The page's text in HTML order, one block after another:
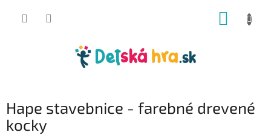
Hape stavebnice - farebné drevené
kocky